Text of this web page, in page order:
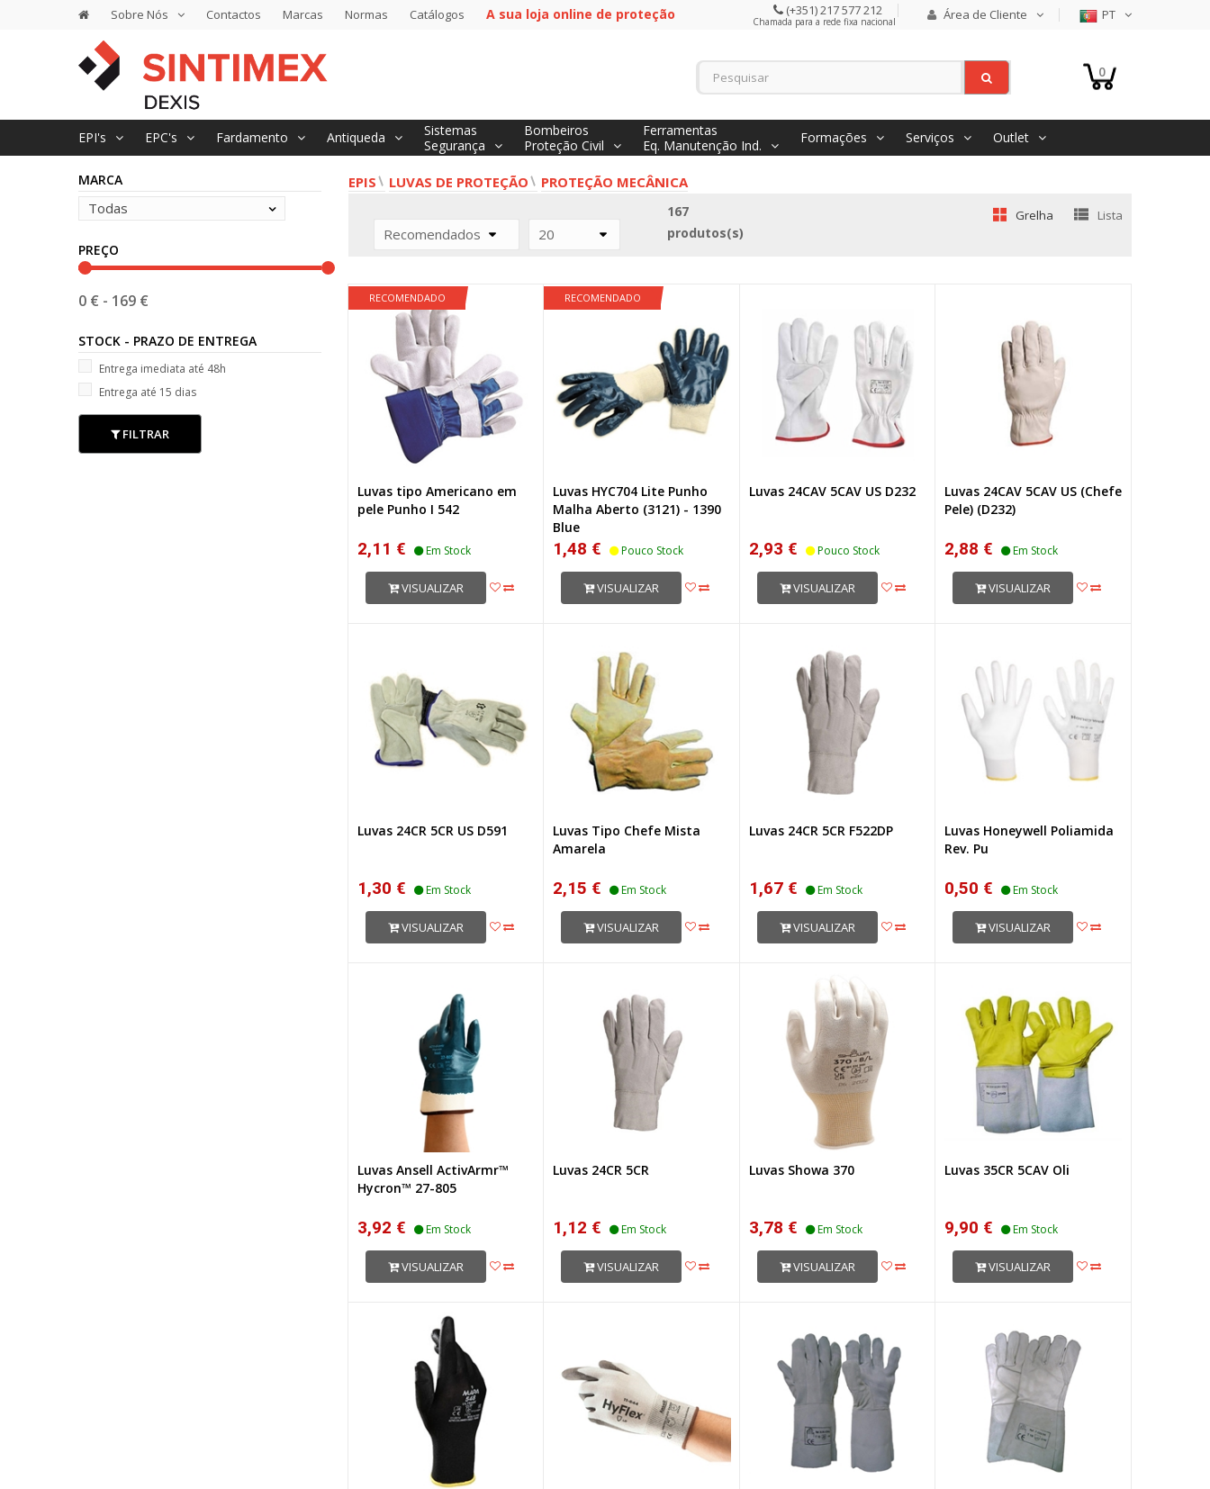
Sobre Nós Contactos Marcas Normas Catálogos A sua loja online de proteção (+351) 217 577 212
Chamada para a rede fixa nacional Área de Cliente PT
0
EPI's EPC's Fardamento Antiqueda
Sistemas
Segurança
Bombeiros
Proteção Civil
Ferramentas
Eq. Manutenção Ind.
Formações Serviços Outlet
EPIS LUVAS DE PROTEÇÃO PROTEÇÃO MECÂNICA
Recomendados 20
167
produtos(s)
Grelha Lista
RECOMENDADO
Luvas tipo Americano em
pele Punho I 542
2,11 € Em Stock
VISUALIZAR
RECOMENDADO
Luvas HYC704 Lite Punho
Malha Aberto (3121) - 1390
Blue
1,48 € Pouco Stock
VISUALIZAR
Luvas 24CAV 5CAV US D232
2,93 € Pouco Stock
VISUALIZAR
Luvas 24CAV 5CAV US (Chefe
Pele) (D232)
2,88 € Em Stock
VISUALIZAR
Luvas 24CR 5CR US D591
1,30 € Em Stock
VISUALIZAR
Luvas Tipo Chefe Mista
Amarela
2,15 € Em Stock
VISUALIZAR
Luvas 24CR 5CR F522DP
1,67 € Em Stock
VISUALIZAR
Luvas Honeywell Poliamida
Rev. Pu
0,50 € Em Stock
VISUALIZAR
Luvas Ansell ActivArmr™
Hycron™ 27-805
3,92 € Em Stock
VISUALIZAR
Luvas 24CR 5CR
1,12 € Em Stock
VISUALIZAR
Luvas Showa 370
3,78 € Em Stock
VISUALIZAR
Luvas 35CR 5CAV Oli
9,90 € Em Stock
VISUALIZAR
MARCA
Todas
PREÇO
0 € - 169 €
STOCK - PRAZO DE ENTREGA
Entrega imediata até 48h
Entrega até 15 dias
FILTRAR